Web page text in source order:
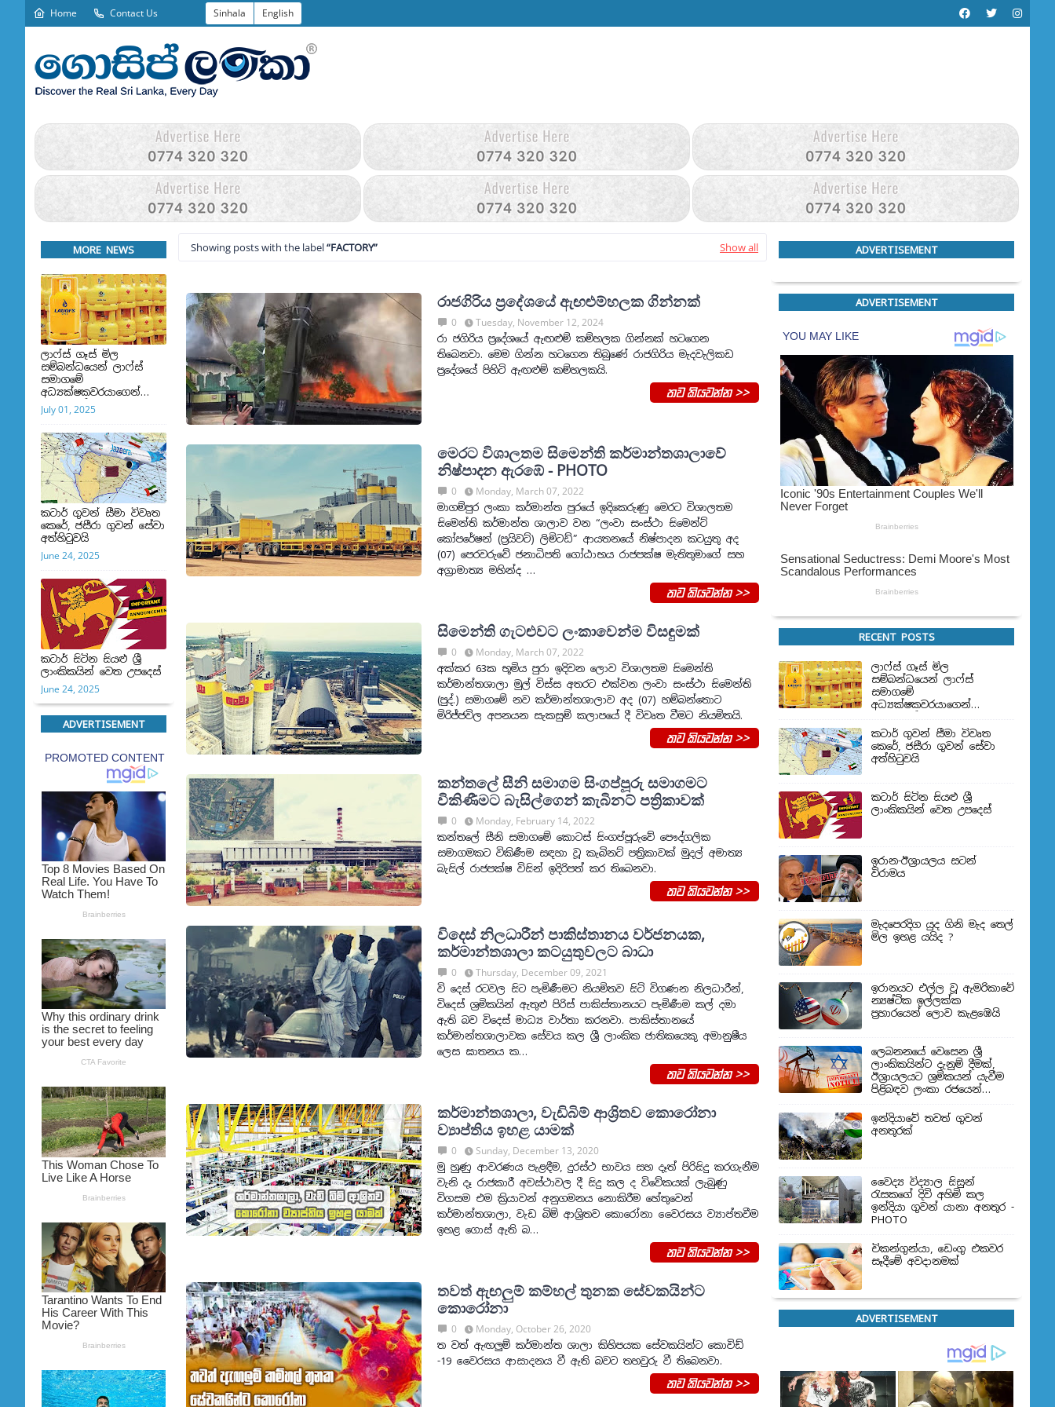
Home Contact Us Sinhala English
MORE NEWS
ලාෆ්ස් ගෑස් මිල
සම්බන්ධයෙන් ලාෆ්ස්
සමාගමේ
අධ්‍යක්ෂකවරයාගෙන්
ප්‍රකාශයක්
July 01, 2025
කටාර් ගුවන් සීමා විවෘත
කෙරේ, ජසීරා ගුවන් සේවා
අත්හි‍ටුවයි
June 24, 2025
කටාර් සිටින සියළු ශ්‍රී
ලාංකිකයින් වෙත උපදෙස්
June 24, 2025
ADVERTISEMENT
Showing posts with the label FACTORY Show all
රාජගිරිය ප්‍රදේශයේ ඇඟළුම්හලක ගින්නක්
0
Tuesday, November 12, 2024
රා ජගිරිය ප්‍රදේශයේ ඇඟළුම් කම්හලක ගින්නක් හටගෙන
තිබෙනවා. මෙම ගින්න හටගෙන තිබුණේ රාජගිරිය මැදවැලිකඩ
ප්‍රදේශයේ පිහිටි ඇඟළුම් කම්හලකයි.
තව කියවන්න >>
මෙරට විශාලතම සිමෙන්ති කර්මාන්තශාලාවේ
නිෂ්පාදන ඇරඹේ - PHOTO
0
Monday, March 07, 2022
මාගම්පුර ලංකා කර්මාන්ත පුරයේ ඉදිකෙරුණු මෙරට විශාලතම
සිමෙන්ති කර්මාන්ත ශාලාව වන “ලංවා සංස්ථා සිමෙන්ට්
කෝපරේෂන් (ප්‍රයිවට්) ලිමිටඩ්” ආයතනයේ නිෂ්පාදන කටයුතු අද
(07) පෙරවරුවේ ජනාධිපති ගෝඨාභය රාජපක්ෂ මැතිතුමාගේ සහ
අග්‍රාමාත්‍ය මහින්ද …
තව කියවන්න >>
සිමෙන්ති ගැටළුවට ලංකාවෙන්ම විසඳුමක්
0
Monday, March 07, 2022
අක්කර 63ක භූමිය පුරා ඉදිවන ලොව විශාලතම සිමෙන්ති
කර්මාන්තශාලා මුල් විස්ස අතරට එක්වන ලංවා සංස්ථා සිමෙන්ති
(පුද්.) සමාගමේ නව කර්මාන්තශාලාව අද (07) හම්බන්තොට
මිරිජ්ජවිල අපනයන සැකසුම් කලාපයේ දී විවෘත වීමට නියමිතයි.
තව කියවන්න >>
කන්තලේ සීනි සමාගම සිංගප්පූරු සමාගමට
විකිණීමට බැසිල්ගෙන් කැබිනට් පත්‍රිකාවක්
0
Monday, February 14, 2022
කන්තලේ සීනි සමාගමේ කොටස් සිංගප්පූරුවේ පෞද්ගලික
සමාගමකට විකිණීම සඳහා වූ කැබිනට් පත්‍රිකාවක් මුදල් අමාත්‍ය
බැසිල් රාජපක්ෂ විසින් ඉදිරිපත් කර තිබෙනවා.
තව කියවන්න >>
විදෙස් නිලධාරීන් පාකිස්තානය වර්ජනයක,
කර්මාන්තශාලා කටයුතුවලට බාධා
0
Thursday, December 09, 2021
වි දෙස් රටවල සිට පැමිණීමට නියමිතව සිටි විගණන නිලධාරීන්,
විදෙස් ශ්‍රමිකයින් ඇතුළු පිරිස් පාකිස්තානයට පැමිණීම කල් දමා
ඇති බව විදෙස් මාධ්‍ය වාර්තා කරනවා. පාකිස්තානයේ
කර්මාන්තශාලාවක සේවය කල ශ්‍රී ලාංකික ජාතිකයෙකු අමානුෂීය
ලෙස ඝාතනය ක…
තව කියවන්න >>
කර්මාන්තශාලා, වැඩිබිම් ආශ්‍රිතව කොරෝනා
ව්‍යාප්තිය ඉහළ යාමක්
0
Sunday, December 13, 2020
මු හුණු ආවරණය පැළඳීම, දුරස්ථ භාවය සහ දෑත් පිරිසිදු කරගැනීම
වැනි දෑ රාජකාරී අවස්ථාවල දී සිදු කල ද විවේකයක් ලැබුණු
විගසම එම ක්‍රියාවන් අනුගමනය නොකිරීම හේතුවෙන්
කර්මාන්තශාලා, වැඩ බිම් ආශ්‍රිතව කොරෝනා වෛරසය ව්‍යාප්තවීම
ඉහළ ගොස් ඇති බ…
තව කියවන්න >>
තවත් ඇඟලුම් කම්හල් තුනක සේවකයින්ට
කොරෝනා
0
Monday, October 26, 2020
ත වත් ඇඟලුම් කර්මාන්ත ශාලා කිහිපයක සේවකයින්ට කොවිඩ්
-19 වෛරසය ආසාදනය වී ඇති බවට තහවුරු වී තිබෙනවා.
තව කියවන්න >>
ADVERTISEMENT
ADVERTISEMENT
RECENT POSTS
ලාෆ්ස් ගෑස් මිල
සම්බන්ධයෙන් ලාෆ්ස්
සමාගමේ
අධ්‍යක්ෂකවරයාගෙන්
කටාර් ගුවන් සීමා විවෘත
කෙරේ, ජසීරා ගුවන් සේවා
අත්හි‍ටුවයි
කටාර් සිටින සියළු ශ්‍රී
ලාංකිකයින් වෙත උපදෙස්
ඉරාන-ඊශ්‍රායලය සටන්
විරාමය
මැදපෙරදිග යුද ගිනි මැද තෙල්
මිල ඉහළ යයිද ?
ඉරානයට එල්ල වූ ඇමරිකාවේ
න්‍යෂ්ටික ඉල්ලක්ක
ප්‍රහාරයෙන් ලොව කැළඹෙයි
ලෙබනනයේ වෙසෙන ශ්‍රී
ලාංකිකයින්ට දැනුම් දීමක්,
ඊශ්‍රායලයට ශ්‍රමිකයන් යැවීම
පිළිබඳව ලංකා රජයෙන්
ඉන්දියාවේ තවත් ගුවන්
අනතුරක්
වෛද්‍ය විද්‍යාල සිසුන්
‍රැසකගේ දිවි අහිමි කල
ඉන්දියා ගුවන් යානා අනතුර -
PHOTO
චිකන්ගුන්යා, ඩෙංගු එකවර
සෑදීමේ අවදානමක්
ADVERTISEMENT